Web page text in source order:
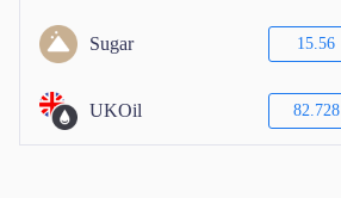
Sugar 15.56
UKOil 82.728